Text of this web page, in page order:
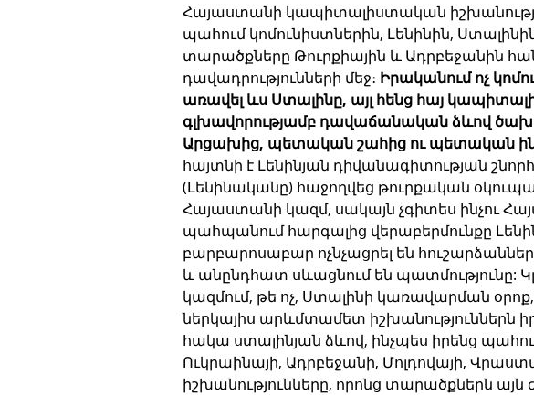
Հայաստանի կապիտալիստական
պահում կոմունիստներին, Լենինին,
տարածքները Թուրքիային և Ադրբեջանին
դավադրությունների մեջ։ Իրականում ոչ
առավել ևս Ստալինը, այլ հենց հայ
գլխավորությամբ դավաճանական ձևով
Արցախից, պետական շահից ու պետական
հայտնի է Լենինյան դիվանագիտության
(Լենինականը) հաջողվեց թուրքական
Հայաստանի կազմ, սակայն չգիտես ինչու
պահպանում հարգալից վերաբերմունքը
բարբարոսաբար ոչնչացրել են
և անընդհատ սևացնում են պատմությունը:
կազմում, թե ոչ, Ստալինի կառավարման
ներկայիս արևմտամետ իշխանություններն
հակա ստալինյան ձևով, ինչպես իրենց
Ուկրաինայի, Ադրբեջանի, Մոլդովայի,
իշխանությունները, որոնց տարածքներն